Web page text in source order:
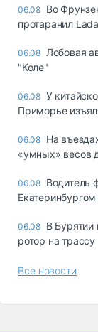
06.08 Во
протаранил
06.08 Лобовая
"Коле"
06.08 У
Приморье
06.08 Ha
«yмныx» вecoв
06.08 Водитель
06.08 В Бурятии
ротор на
Все новости